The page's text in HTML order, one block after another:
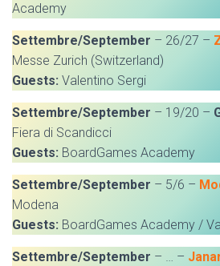
Academy
Settembre/September – 26/27 –
Messe Zurich (Switzerland)
Guests: Valentino Sergi
Settembre/September – 19/20 –
Fiera di Scandicci
Guests: BoardGames Academy
Settembre/September – 5/6 –
Modena
Guests: BoardGames Academy /
Settembre/September – … –